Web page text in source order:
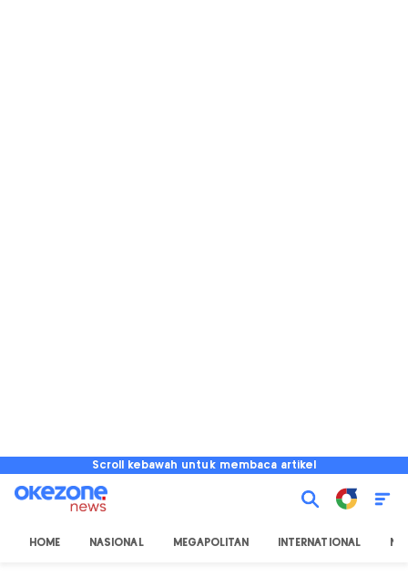
Scroll kebawah untuk membaca artikel
HOME NASIONAL MEGAPOLITAN INTERNATIONAL